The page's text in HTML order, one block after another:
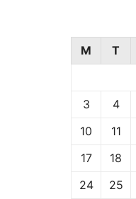
M
T
3
4
10
11
17
18
24
25